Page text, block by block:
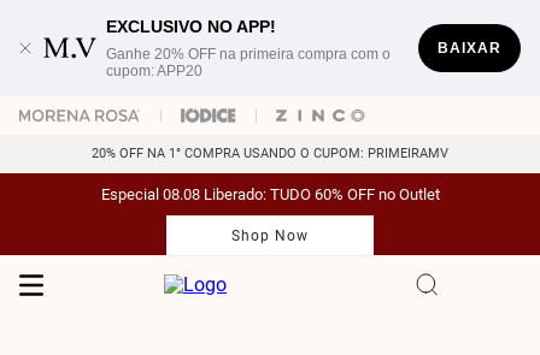
EXCLUSIVO NO APP!
Ganhe 20% OFF na primeira compra com o
cupom: APP20
BAIXAR
20% OFF NA 1° COMPRA USANDO O CUPOM: PRIMEIRAMV
Especial 08.08 Liberado: TUDO 60% OFF no Outlet
Shop Now